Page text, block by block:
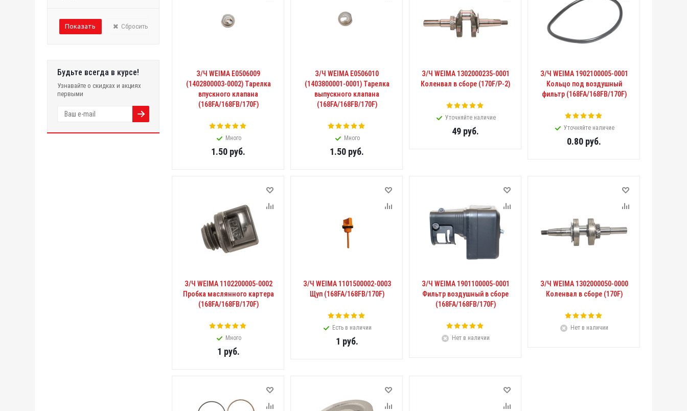
Сбросить
Будьте всегда в курсе!
Узнавайте о скидках и акциях
первыми
З/Ч WEIMA E0506009
(1402800003-0002) Тарелка
впускного клапана
(168FA/168FB/170F)
Много
1.50 руб.
З/Ч WEIMA E0506010
(1403800001-0001) Тарелка
выпускного клапана
(168FA/168FB/170F)
Много
1.50 руб.
З/Ч WEIMA 1302000235-0001
Коленвал в сборе (170F/Р-2)
Уточняйте наличие
49 руб.
З/Ч WEIMA 1902100005-0001
Кольцо под воздушный
фильтр (168FA/168FB/170F)
Уточняйте наличие
0.80 руб.
З/Ч WEIMA 1102200005-0002
Пробка маслянного картера
(168FA/168FB/170F)
Много
1 руб.
З/Ч WEIMA 1101500002-0003
Щуп (168FA/168FB/170F)
Есть в наличии
1 руб.
З/Ч WEIMA 1901100005-0001
Фильтр воздушный в сборе
(168FA/168FB/170F)
Нет в наличии
З/Ч WEIMA 1302000050-0000
Коленвал в сборе (170F)
Нет в наличии